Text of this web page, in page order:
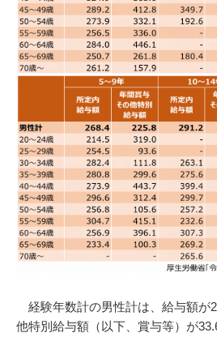
経験年数計の男性計は、給与額が
他特別給与額（以下、賞与等）が